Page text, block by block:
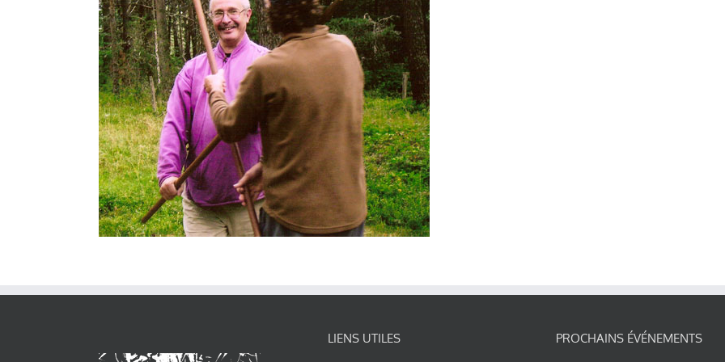
LIENS UTILES PROCHAINS ÉVÉNEMENTS